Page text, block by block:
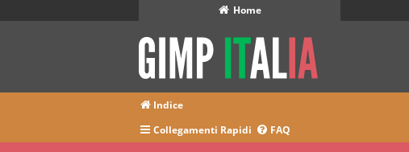
Home
Indice
Collegamenti Rapidi
FAQ